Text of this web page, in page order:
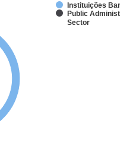
Instituições
Public
Sector